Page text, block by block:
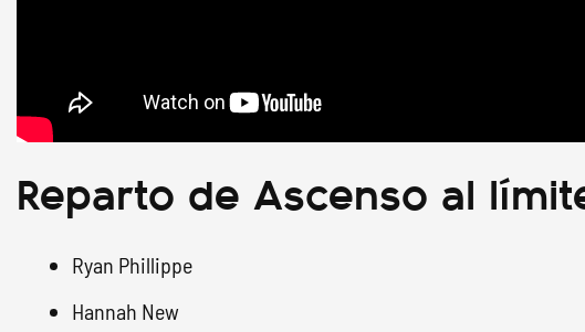
Reparto de Ascenso al
Ryan Phillippe
Hannah New